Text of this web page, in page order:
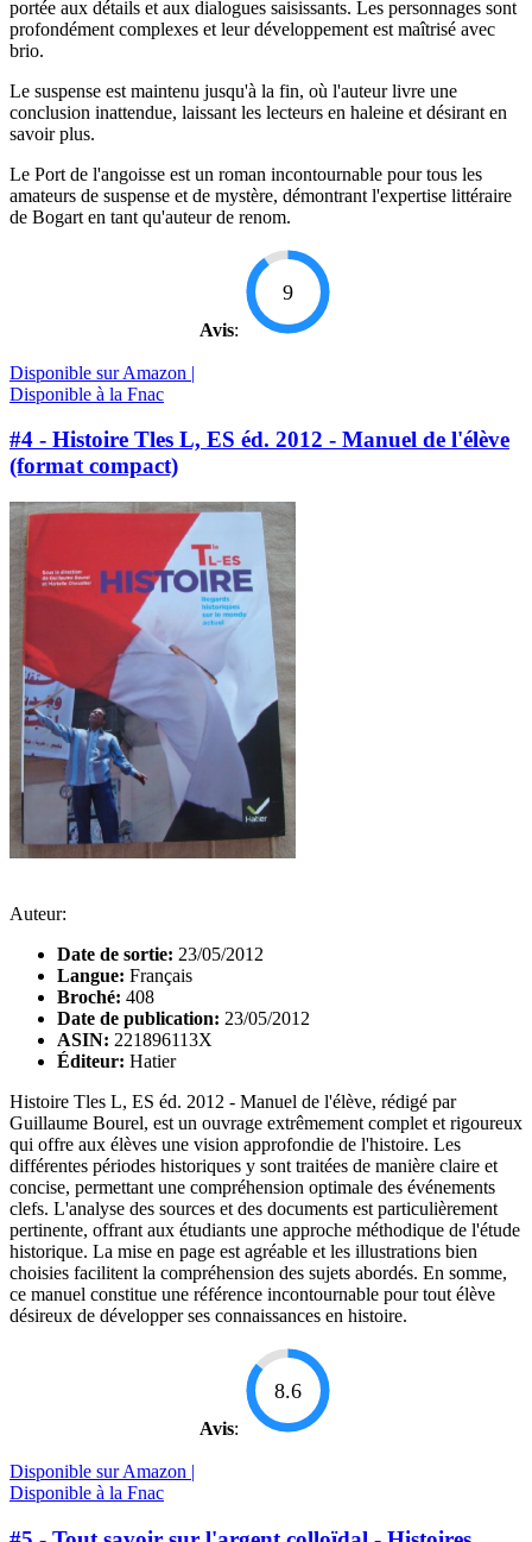
portée aux détails et aux dialogues saisissants. Les personnages sont
profondément complexes et leur développement est maîtrisé avec
brio.
Le suspense est maintenu jusqu'à la fin, où l'auteur livre une
conclusion inattendue, laissant les lecteurs en haleine et désirant en
savoir plus.
Le Port de l'angoisse est un roman incontournable pour tous les
amateurs de suspense et de mystère, démontrant l'expertise littéraire
de Bogart en tant qu'auteur de renom.
Avis:
9
Disponible sur Amazon |
Disponible à la Fnac
#4 - Histoire Tles L, ES éd. 2012 - Manuel de l'élève
(format compact)
Auteur:
Date de sortie: 23/05/2012
Langue: Français
Broché: 408
Date de publication: 23/05/2012
ASIN: 221896113X
Éditeur: Hatier
Histoire Tles L, ES éd. 2012 - Manuel de l'élève, rédigé par
Guillaume Bourel, est un ouvrage extrêmement complet et rigoureux
qui offre aux élèves une vision approfondie de l'histoire. Les
différentes périodes historiques y sont traitées de manière claire et
concise, permettant une compréhension optimale des événements
clefs. L'analyse des sources et des documents est particulièrement
pertinente, offrant aux étudiants une approche méthodique de l'étude
historique. La mise en page est agréable et les illustrations bien
choisies facilitent la compréhension des sujets abordés. En somme,
ce manuel constitue une référence incontournable pour tout élève
désireux de développer ses connaissances en histoire.
Avis:
8.6
Disponible sur Amazon |
Disponible à la Fnac